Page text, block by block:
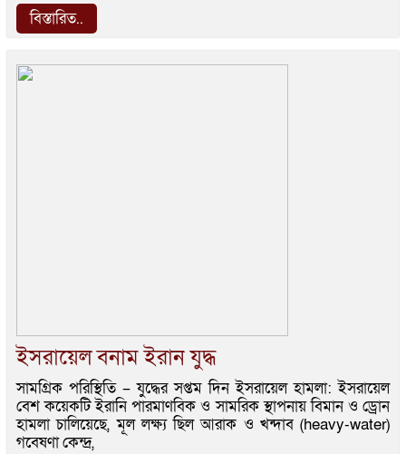
বিস্তারিত..
ইসরায়েল বনাম ইরান যুদ্ধ
সামগ্রিক পরিস্থিতি – যুদ্ধের সপ্তম দিন ইসরায়েল হামলা: ইসরায়েল
বেশ কয়েকটি ইরানি পারমাণবিক ও সামরিক স্থাপনায় বিমান ও ড্রোন
হামলা চালিয়েছে, মূল লক্ষ্য ছিল আরাক ও খন্দাব (heavy-water)
গবেষণা কেন্দ্র,